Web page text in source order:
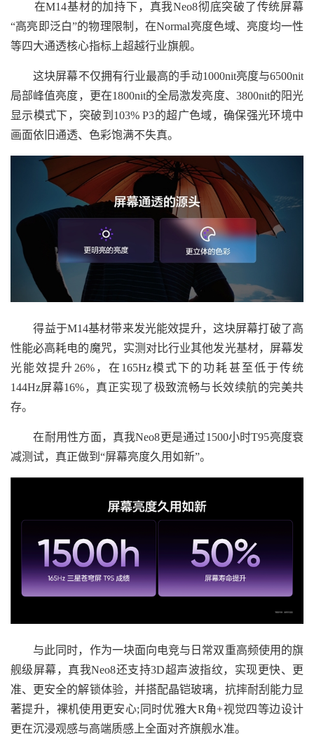
在M14基材的加持下，真我Neo8彻底突破了传统屏幕
“高亮即泛白”的物理限制，在Normal亮度色域、亮度均一性
等四大通透核心指标上超越行业旗舰。
这块屏幕不仅拥有行业最高的手动1000nit亮度与6500nit
局部峰值亮度，更在1800nit的全局激发亮度、3800nit的阳光
显示模式下，突破到103% P3的超广色域，确保强光环境中
画面依旧通透、色彩饱满不失真。
得益于M14基材带来发光能效提升，这块屏幕打破了高
性能必高耗电的魔咒，实测对比行业其他发光基材，屏幕发
光能效提升26%，在165Hz模式下的功耗甚至低于传统
144Hz屏幕16%，真正实现了极致流畅与长效续航的完美共
存。
在耐用性方面，真我Neo8更是通过1500小时T95亮度衰
减测试，真正做到“屏幕亮度久用如新”。
与此同时，作为一块面向电竞与日常双重高频使用的旗
舰级屏幕，真我Neo8还支持3D超声波指纹，实现更快、更
准、更安全的解锁体验，并搭配晶铠玻璃，抗摔耐刮能力显
著提升，裸机使用更安心;同时优雅大R角+视觉四等边设计
更在沉浸观感与高端质感上全面对齐旗舰水准。